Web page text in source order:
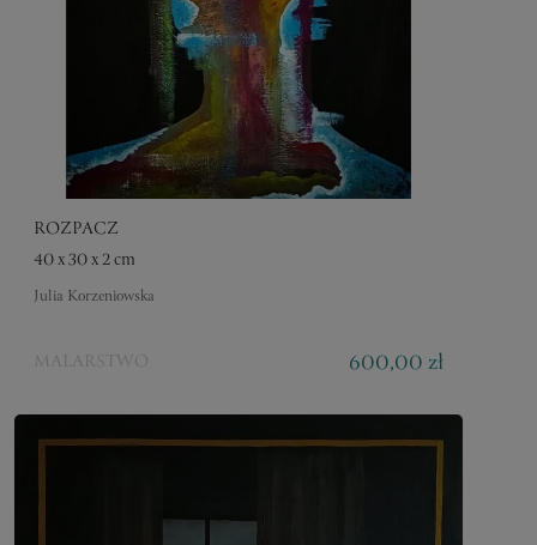
ROZPACZ
40 x 30 x 2 cm
Julia Korzeniowska
MALARSTWO 600,00 zł